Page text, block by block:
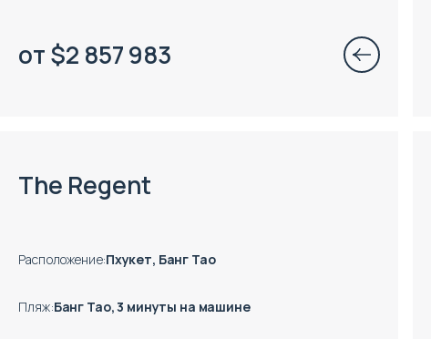
от$2 857 983
The Regent
Расположение:Пхукет, Банг Тао
Пляж:Банг Тао, 3 минуты на машине